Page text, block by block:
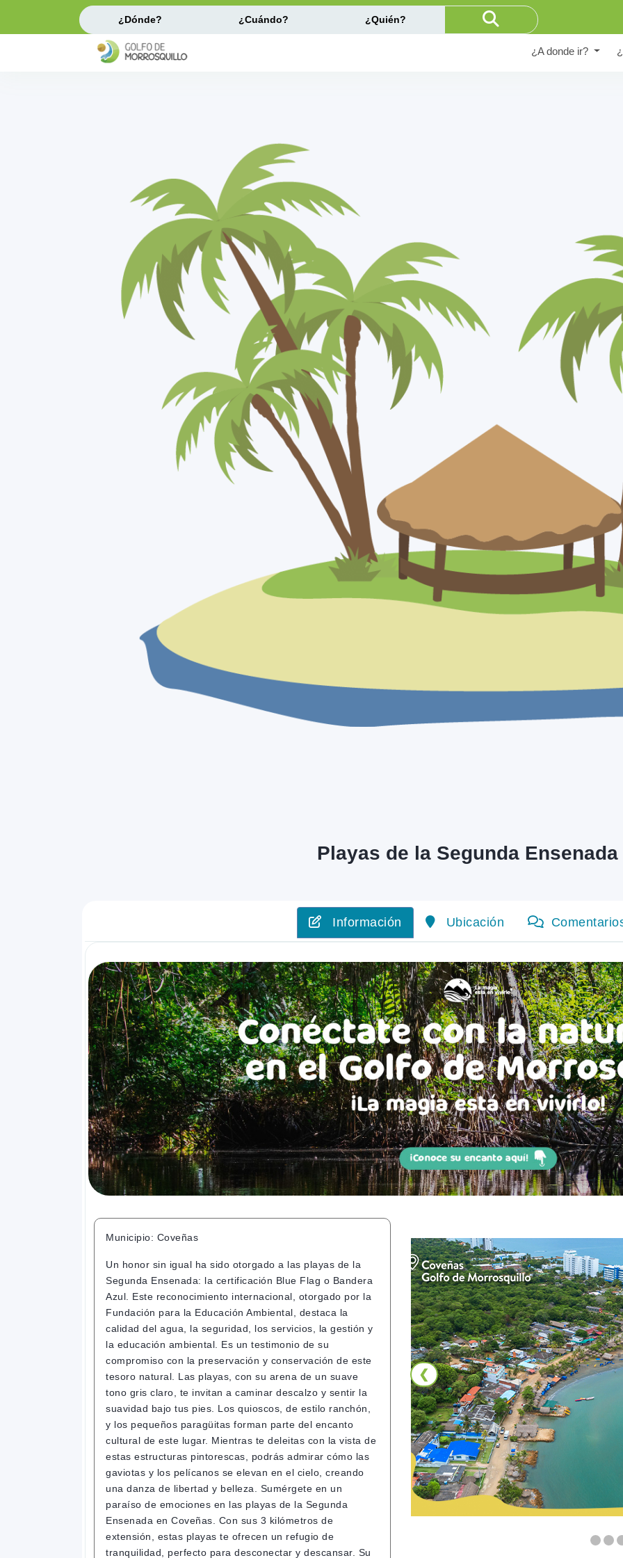
¿Dónde? ¿Cuándo? ¿Quién?
¿A donde ir?
Playas de la Segunda Ensenada
Información Ubicación
Municipio: Coveñas
Un honor sin igual ha sido otorgado a las playas de la
Segunda Ensenada: la certificación Blue Flag o Bandera
Azul. Este reconocimiento internacional, otorgado por la
Fundación para la Educación Ambiental, destaca la
calidad del agua, la seguridad, los servicios, la gestión y
la educación ambiental. Es un testimonio de su
compromiso con la preservación y conservación de este
tesoro natural. Las playas, con su arena de un suave
tono gris claro, te invitan a caminar descalzo y sentir la
suavidad bajo tus pies. Los quioscos, de estilo ranchón,
y los pequeños paragüitas forman parte del encanto
cultural de este lugar. Mientras te deleitas con la vista de
estas estructuras pintorescas, podrás admirar cómo las
gaviotas y los pelícanos se elevan en el cielo, creando
una danza de libertad y belleza. Sumérgete en un
paraíso de emociones en las playas de la Segunda
Ensenada en Coveñas. Con sus 3 kilómetros de
extensión, estas playas te ofrecen un refugio de
tranquilidad, perfecto para desconectar y descansar. Su
❮